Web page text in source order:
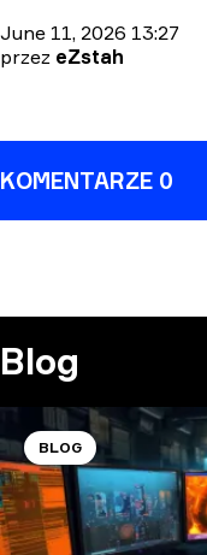
June 11, 2026 13:27
przez eZstah
KOMENTARZE 0
Blog
BLOG